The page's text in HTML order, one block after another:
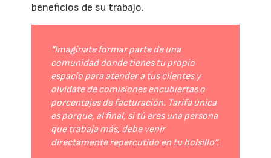
beneficios de su trabajo.
“Imagínate formar parte de una
comunidad donde tienes tu propio
espacio para atender a tus clientes y
olvídate de comisiones encubiertas o
porcentajes de facturación. Tarifa única
es porque, al final, si tú eres una persona
que trabaja más, debe venir
directamente repercutido en tu bolsillo”.